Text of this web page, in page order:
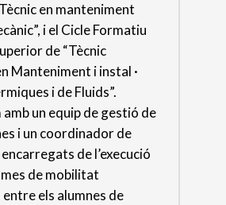
en manteniment
i el Cicle Formatiu
de “Tècnic
Manteniment i instal ·
i de Fluids”.
un equip de gestió de
i un coordinador de
de l’execució
de mobilitat
entre els alumnes de